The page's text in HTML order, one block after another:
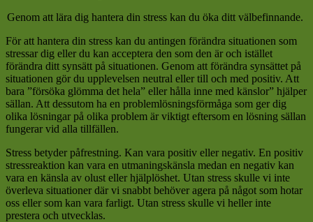
Genom att lära dig hantera din stress kan du öka ditt välbefinnande.
För att hantera din stress kan du antingen förändra situationen som
stressar dig eller du kan acceptera den som den är och istället
förändra ditt synsätt på situationen. Genom att förändra synsättet på
situationen gör du upplevelsen neutral eller till och med positiv. Att
bara ”försöka glömma det hela” eller hålla inne med känslor” hjälper
sällan. Att dessutom ha en problemlösningsförmåga som ger dig
olika lösningar på olika problem är viktigt eftersom en lösning sällan
fungerar vid alla tillfällen.
Stress betyder påfrestning. Kan vara positiv eller negativ. En positiv
stressreaktion kan vara en utmaningskänsla medan en negativ kan
vara en känsla av olust eller hjälplöshet. Utan stress skulle vi inte
överleva situationer där vi snabbt behöver agera på något som hotar
oss eller som kan vara farligt. Utan stress skulle vi heller inte
prestera och utvecklas.